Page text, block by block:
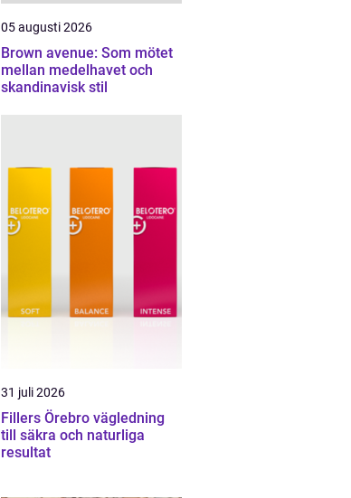
05 augusti 2026
Brown avenue: Som mötet
mellan medelhavet och
skandinavisk stil
31 juli 2026
Fillers Örebro vägledning
till säkra och naturliga
resultat